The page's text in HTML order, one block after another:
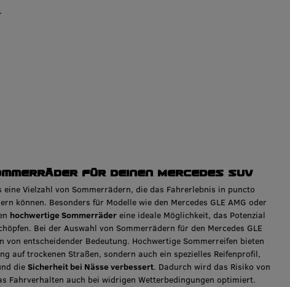
für deinen Mercedes SUV
eine Vielzahl von Sommerrädern, die das Fahrerlebnis in puncto
können. Besonders für Modelle wie den Mercedes GLE AMG oder
hochwertige Sommerräder eine ideale Möglichkeit, das Potenzial
Bei der Auswahl von Sommerrädern für den Mercedes GLE
von entscheidender Bedeutung. Hochwertige Sommerreifen bieten
auf trockenen Straßen, sondern auch ein spezielles Reifenprofil,
die Sicherheit bei Nässe verbessert. Dadurch wird das Risiko von
Fahrverhalten auch bei widrigen Wetterbedingungen optimiert.